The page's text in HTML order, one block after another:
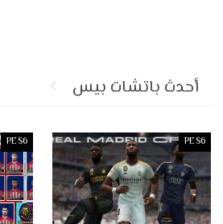
أحدث باتشات بيس
PES6
PES6